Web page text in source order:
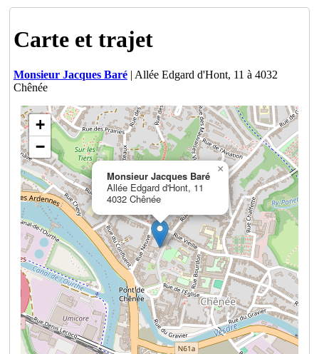
Carte et trajet
Monsieur Jacques Baré| Allée Edgard d'Hont, 11 à 4032
Chênée
Monsieur Jacques Baré
Allée Edgard d'Hont, 11
4032 Chênée
×
+
−